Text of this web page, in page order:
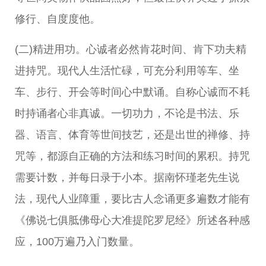
修行、自度度他。
(二)精进用功。心诚者必然肯花时间、肯下功夫精
进持咒。现代人生活忙碌，可充分利用等车、坐
车、步行、开会等时间心中默诵。自称心诚而不耗
时持诵者心非真诚。一切功力，不论是书法、乐
器、语言、体育等世间技艺，还是出世的禅修、持
咒等，都源自正确的方法和练习时间的累积。持咒
需要计数，并每日录于小本。据南怀瑾老先生说
法，现代人业障重，要比古人念诵更多遍数才能有
《佛说七俱胝佛母心大准提陀罗尼经》所述各种感
应，100万遍乃入门数量。